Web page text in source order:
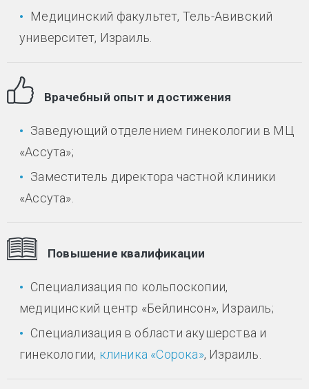
Медицинский факультет, Тель-Авивский
университет, Израиль.
Врачебный опыт и достижения
Заведующий отделением гинекологии в МЦ
«Ассута»;
Заместитель директора частной клиники
«Ассута».
Повышение квалификации
Специализация по кольпоскопии,
медицинский центр «Бейлинсон», Израиль;
Специализация в области акушерства и
гинекологии, клиника «Сорока», Израиль.